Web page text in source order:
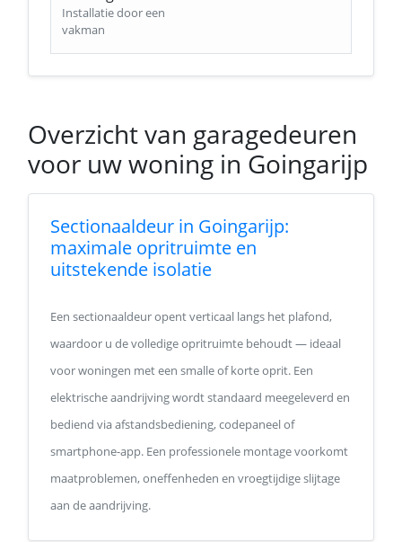
Installatie door een
vakman
Overzicht van garagedeuren
voor uw woning in Goingarijp
Sectionaaldeur in Goingarijp:
maximale opritruimte en
uitstekende isolatie
Een sectionaaldeur opent verticaal langs het plafond,
waardoor u de volledige opritruimte behoudt — ideaal
voor woningen met een smalle of korte oprit. Een
elektrische aandrijving wordt standaard meegeleverd en
bediend via afstandsbediening, codepaneel of
smartphone-app. Een professionele montage voorkomt
maatproblemen, oneffenheden en vroegtijdige slijtage
aan de aandrijving.